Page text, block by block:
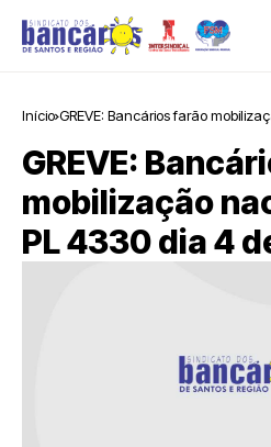
Início GREVE: Bancários farão
GREVE:
mobilização
PL 4330 dia 4